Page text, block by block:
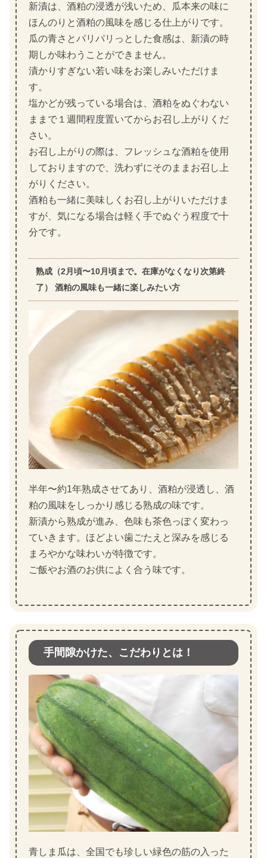
新漬は、酒粕の浸透が浅いため、瓜本来の味に
ほんのりと酒粕の風味を感じる仕上がりです。
瓜の青さとパリパリっとした食感は、新漬の時
期しか味わうことができません。
漬かりすぎない若い味をお楽しみいただけま
す。
塩かどが残っている場合は、酒粕をぬぐわない
ままで１週間程度置いてからお召し上がりくだ
さい。
お召し上がりの際は、フレッシュな酒粕を使用
しておりますので、洗わずにそのままお召し上
がりください。
酒粕も一緒に美味しくお召し上がりいただけま
すが、気になる場合は軽く手でぬぐう程度で十
分です。
熟成（2月頃〜10月頃まで。在庫がなくなり次第終
了） 酒粕の風味も一緒に楽しみたい方
半年〜約1年熟成させてあり、酒粕が浸透し、酒
粕の風味をしっかり感じる熟成の味です。
新漬から熟成が進み、色味も茶色っぽく変わっ
ていきます。ほどよい歯ごたえと深みを感じる
まろやかな味わいが特徴です。
ご飯やお酒のお供によく合う味です。
手間隙かけた、こだわりとは！
青しま瓜は、全国でも珍しい緑色の筋の入った